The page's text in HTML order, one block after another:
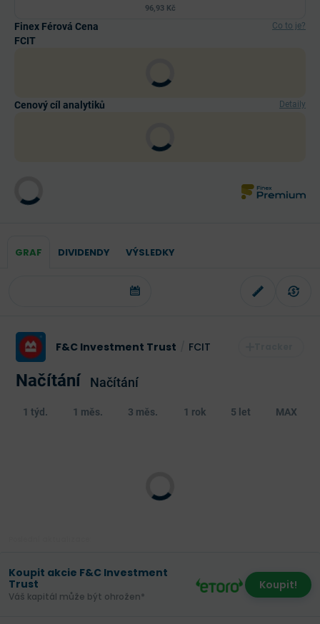
96,93 Kč
Finex Férová Cena
FCIT
Co to je?
Cenový cíl analytiků Detaily
GRAF DIVIDENDY VÝSLEDKY
F&C Investment Trust FCIT
Načítání Načítání
1 týd. 1 měs. 3 měs. 1 rok 5 let MAX
Koupit akcie F&C Investment
Trust
Váš kapitál může být ohrožen*
Koupit!